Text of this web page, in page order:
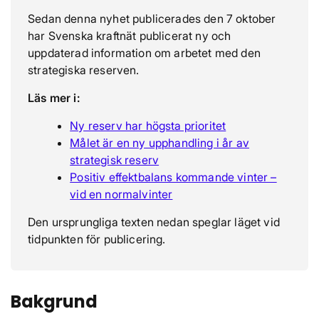
Sedan denna nyhet publicerades den 7 oktober
har Svenska kraftnät publicerat ny och
uppdaterad information om arbetet med den
strategiska reserven.
Läs mer i:
Ny reserv har högsta prioritet
Målet är en ny upphandling i år av
strategisk reserv
Positiv effektbalans kommande vinter –
vid en normalvinter
Den ursprungliga texten nedan speglar läget vid
tidpunkten för publicering.
Bakgrund